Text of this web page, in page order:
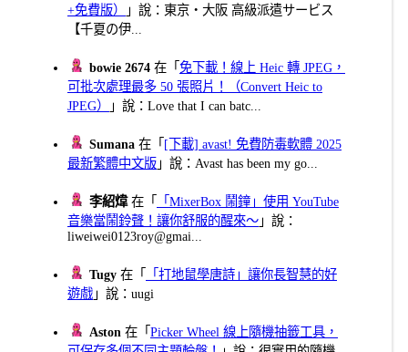
+免費版）
」說：東京・大阪 高級派遣サービス
【千夏の伊...
bowie 2674 在「免下載！線上 Heic 轉 JPEG，
可批次處理最多 50 張照片！（Convert Heic to
JPEG）
」說：Love that I can batc...
Sumana 在「 [下載] avast! 免費防毒軟體 2025
最新繁體中文版 」說：Avast has been my go...
李紹煒在「
「MixerBox 鬧鐘」使用 YouTube
音樂當鬧鈴聲！讓你舒服的醒來～ 」說：
liweiwei0123roy@gmai...
Tugy 在「
「打地鼠學唐詩」讓你長智慧的好
遊戲 」說：uugi
Aston 在「Picker Wheel 線上隨機抽籤工具，